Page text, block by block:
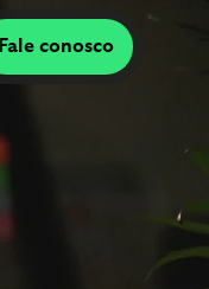
Fale conosco